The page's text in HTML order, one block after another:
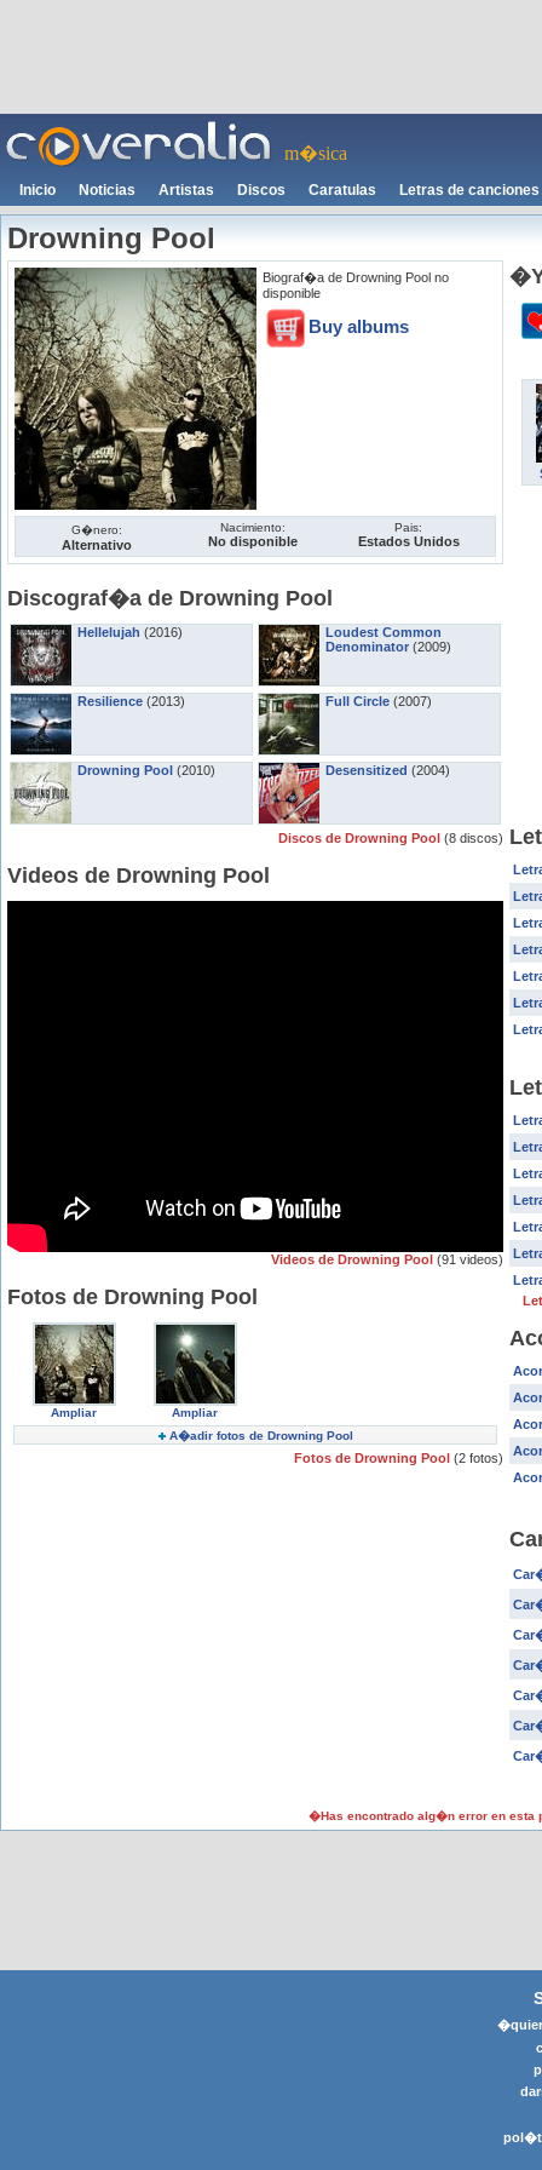
m�sica
Inicio Noticias Artistas Discos Caratulas Letras de canciones
Drowning Pool
Biograf�a de Drowning Pool no
disponible
Buy albums
G�nero:
Alternativo
Nacimiento:
No disponible
Pais:
Estados Unidos
Discograf�a de Drowning Pool
Hellelujah (2016)
Resilience (2013)
Drowning Pool (2010)
Loudest Common
Denominator (2009)
Full Circle (2007)
Desensitized (2004)
Discos de Drowning Pool (8 discos)
Videos de Drowning Pool
Videos de Drowning Pool (91 videos)
Fotos de Drowning Pool
Ampliar
Ampliar
A�adir fotos de Drowning Pool
Fotos de Drowning Pool (2 fotos)
�Has encontrado alg�n error en esta